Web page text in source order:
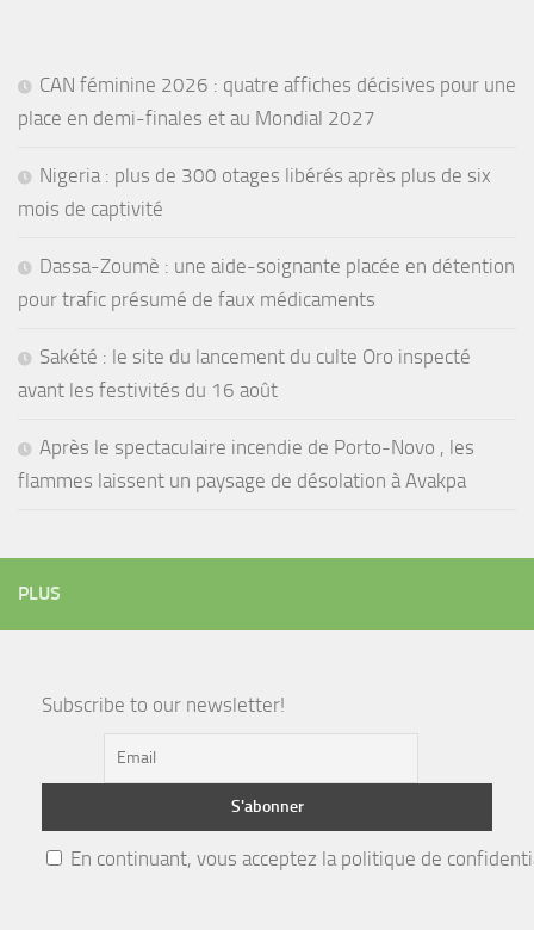
CAN féminine 2026 : quatre affiches décisives pour une
place en demi-finales et au Mondial 2027
Nigeria : plus de 300 otages libérés après plus de six
mois de captivité
Dassa-Zoumè : une aide-soignante placée en détention
pour trafic présumé de faux médicaments
Sakété : le site du lancement du culte Oro inspecté
avant les festivités du 16 août
Après le spectaculaire incendie de Porto-Novo , les
flammes laissent un paysage de désolation à Avakpa
PLUS
Subscribe to our newsletter!
En continuant, vous acceptez la politique de